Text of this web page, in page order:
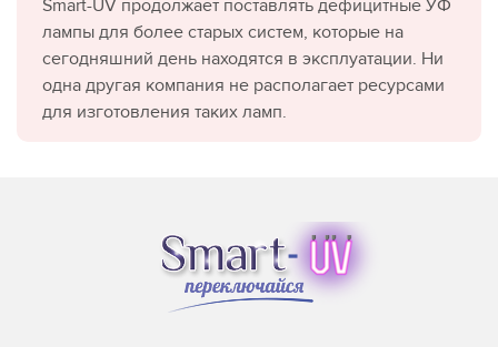
Smart-UV продолжает поставлять дефицитные УФ
лампы для более старых систем, которые на
сегодняшний день находятся в эксплуатации. Ни
одна другая компания не располагает ресурсами
для изготовления таких ламп.